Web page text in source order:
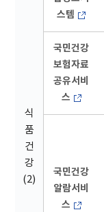
스템
식
품
건
강
(2)
국민건강
보험자료
공유서비
스
국민건강
알람서비
스